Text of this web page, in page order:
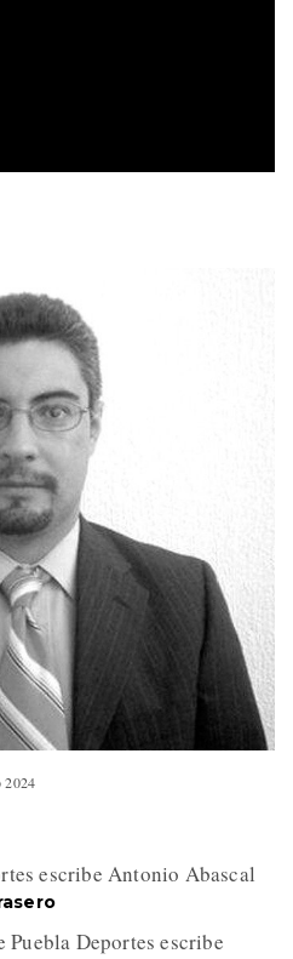
2024
escribe Antonio Abascal
Puebla Deportes escribe